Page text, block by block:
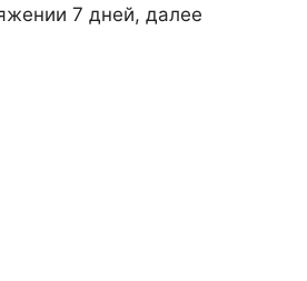
7 дней, далее